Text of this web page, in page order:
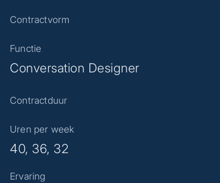
Contractvorm
Functie
Conversation Designer
Contractduur
Uren per week
40, 36, 32
Ervaring